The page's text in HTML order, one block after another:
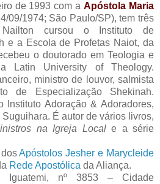
de 1993 com aApóstola Maria
09/1974; São Paulo/SP), tem três
cursou o Instituto de
e a Escola de Profetas Naiot, da
o doutorado em Teologia e
Latin University of Theology.
ministro de louvor, salmista
de Especialização Shekinah.
Instituto Adoração & Adoradores,
É autor de vários livros,
na Igreja Locale a série
dosApóstolos Jesher e Marycleide
Rede Apostólica da Aliança.
Iguatemi, nº 3853 – Cidade